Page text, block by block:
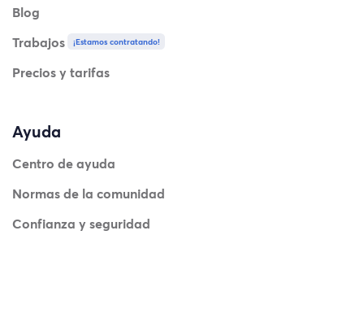
Blog
Trabajos
¡Estamos contratando!
Precios y tarifas
Ayuda
Centro de ayuda
Normas de la comunidad
Confianza y seguridad